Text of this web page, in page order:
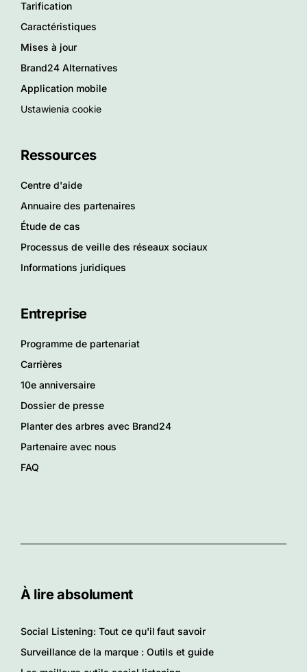
Tarification
Caractéristiques
Mises à jour
Brand24 Alternatives
Application mobile
Ustawienia cookie
Ressources
Centre d'aide
Annuaire des partenaires
Étude de cas
Processus de veille des réseaux sociaux
Informations juridiques
Entreprise
Programme de partenariat
Carrières
10e anniversaire
Dossier de presse
Planter des arbres avec Brand24
Partenaire avec nous
FAQ
À lire absolument
Social Listening: Tout ce qu'il faut savoir
Surveillance de la marque : Outils et guide